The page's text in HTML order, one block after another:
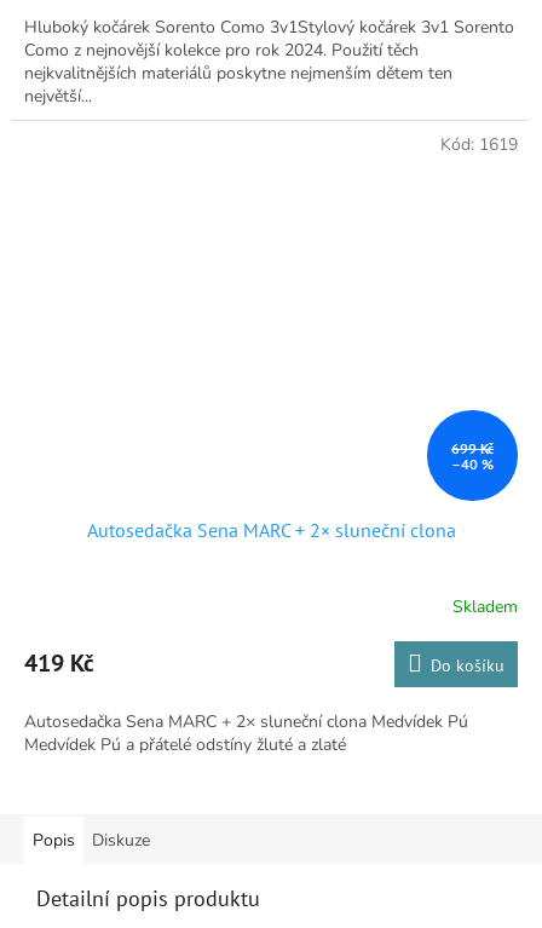
Hluboký kočárek Sorento Como 3v1Stylový kočárek 3v1 Sorento
Como z nejnovější kolekce pro rok 2024. Použití těch
nejkvalitnějších materiálů poskytne nejmenším dětem ten
největší...
699 Kč
–40 %
Autosedačka Sena MARC + 2× sluneční clona
produktu
je
z
5
Skladem
419 Kč Do košíku
Autosedačka Sena MARC + 2× sluneční clona Medvídek Pú
Medvídek Pú a přátelé odstíny žluté a zlaté
Kód: 1619
Popis Diskuze
Detailní popis produktu